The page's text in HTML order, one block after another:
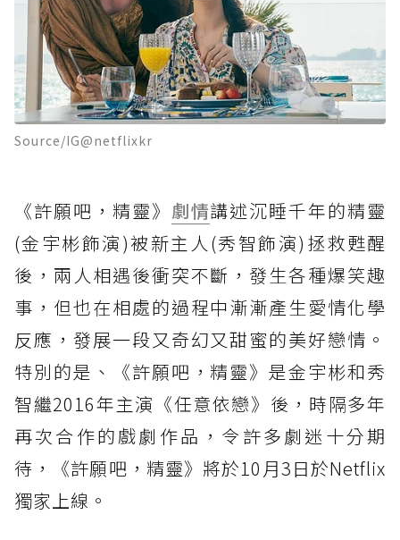
Source/IG@netflixkr
《許願吧，精靈》 劇情講述沉睡千年的精靈
(金宇彬飾演)被新主人(秀智飾演)拯救甦醒
後，兩人相遇後衝突不斷，發生各種爆笑趣
事，但也在相處的過程中漸漸產生愛情化學
反應，發展一段又奇幻又甜蜜的美好戀情。
特別的是、《許願吧，精靈》是金宇彬和秀
智繼2016年主演《任意依戀》後，時隔多年
再次合作的戲劇作品，令許多劇迷十分期
待，《許願吧，精靈》將於10月3日於Netflix
獨家上線。